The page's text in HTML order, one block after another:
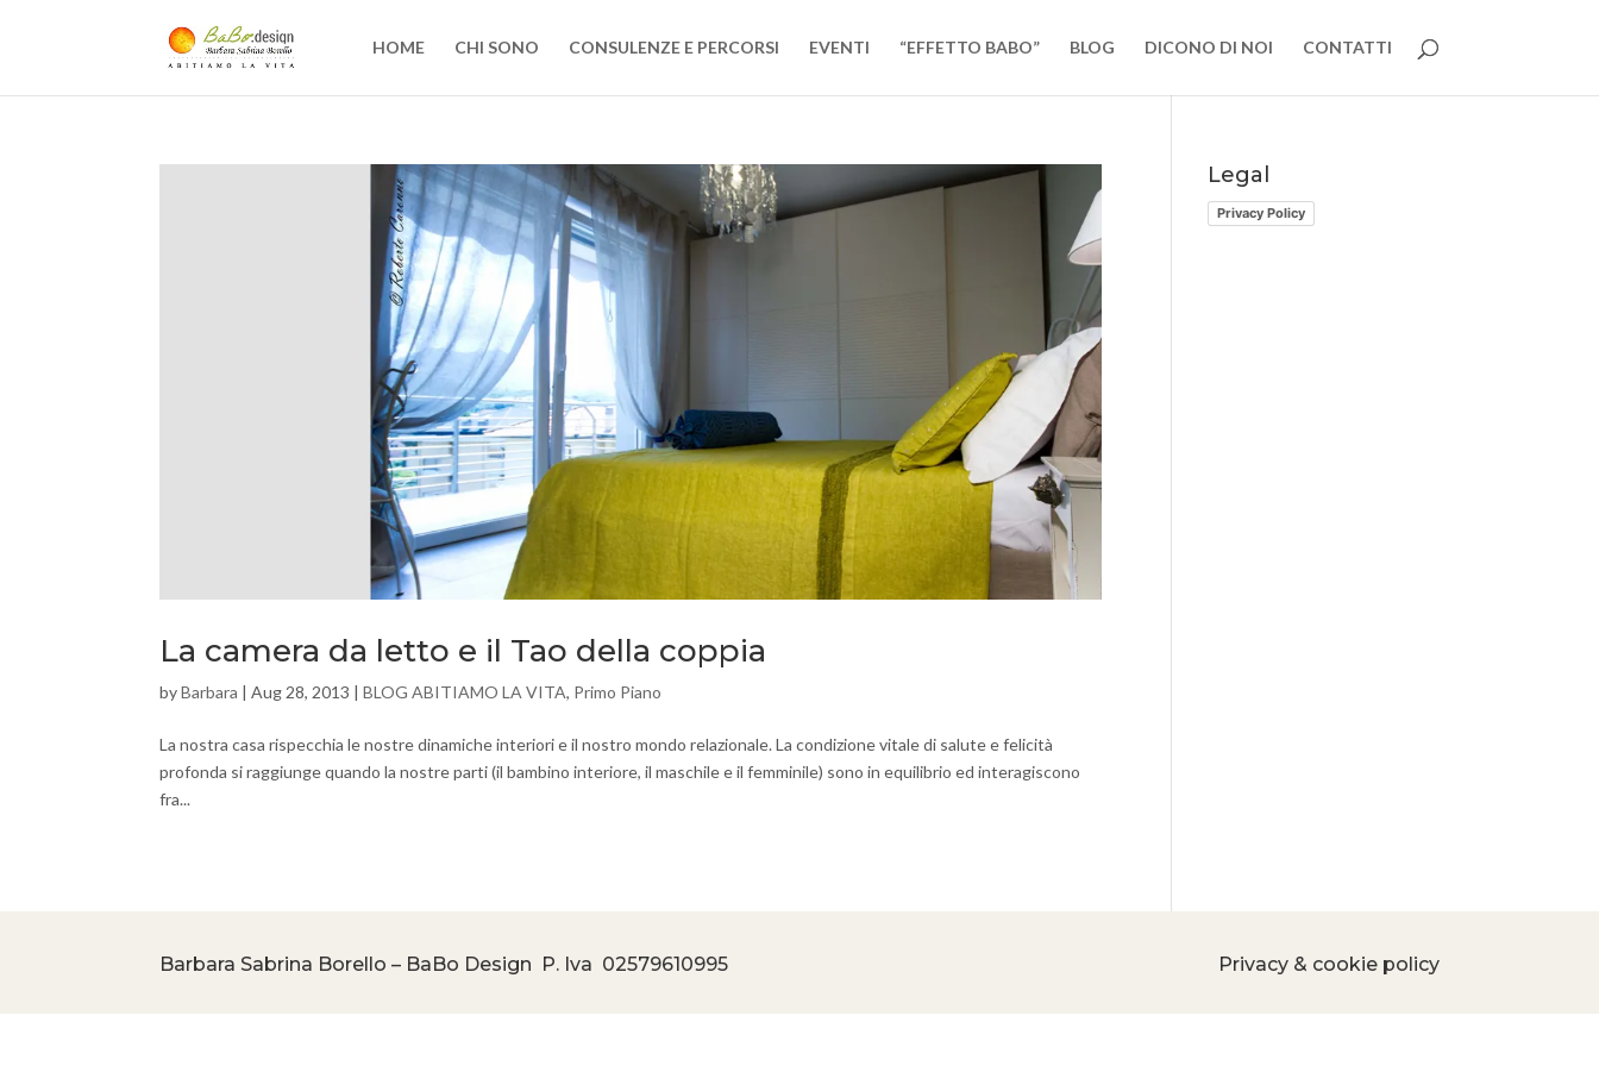
HOME CHI SONO CONSULENZE E PERCORSI EVENTI “EFFETTO BABO” BLOG DICONO DI NOI CONTATTI
La camera da letto e il Tao della coppia
byBarbara |Aug 28, 2013 |BLOG ABITIAMO LA VITA, Primo Piano
La nostra casa rispecchia le nostre dinamiche interiori e il nostro mondo relazionale. La condizione vitale di salute e felicità
profonda si raggiunge quando la nostre parti (il bambino interiore, il maschile e il femminile) sono in equilibrio ed interagiscono
fra...
Legal
Privacy Policy
Barbara Sabrina Borello – BaBo Design P. Iva 02579610995 Privacy & cookie policy